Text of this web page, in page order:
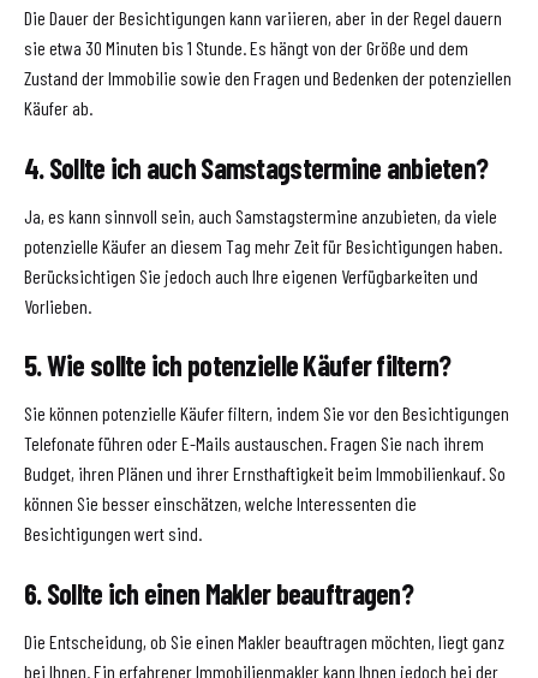
Die Dauer der Besichtigungen kann variieren, aber in der Regel dauern
sie etwa 30 Minuten bis 1 Stunde. Es hängt von der Größe und dem
Zustand der Immobilie sowie den Fragen und Bedenken der potenziellen
Käufer ab.
4. Sollte ich auch Samstagstermine anbieten?
Ja, es kann sinnvoll sein, auch Samstagstermine anzubieten, da viele
potenzielle Käufer an diesem Tag mehr Zeit für Besichtigungen haben.
Berücksichtigen Sie jedoch auch Ihre eigenen Verfügbarkeiten und
Vorlieben.
5. Wie sollte ich potenzielle Käufer filtern?
Sie können potenzielle Käufer filtern, indem Sie vor den Besichtigungen
Telefonate führen oder E-Mails austauschen. Fragen Sie nach ihrem
Budget, ihren Plänen und ihrer Ernsthaftigkeit beim Immobilienkauf. So
können Sie besser einschätzen, welche Interessenten die
Besichtigungen wert sind.
6. Sollte ich einen Makler beauftragen?
Die Entscheidung, ob Sie einen Makler beauftragen möchten, liegt ganz
bei Ihnen. Ein erfahrener Immobilienmakler kann Ihnen jedoch bei der